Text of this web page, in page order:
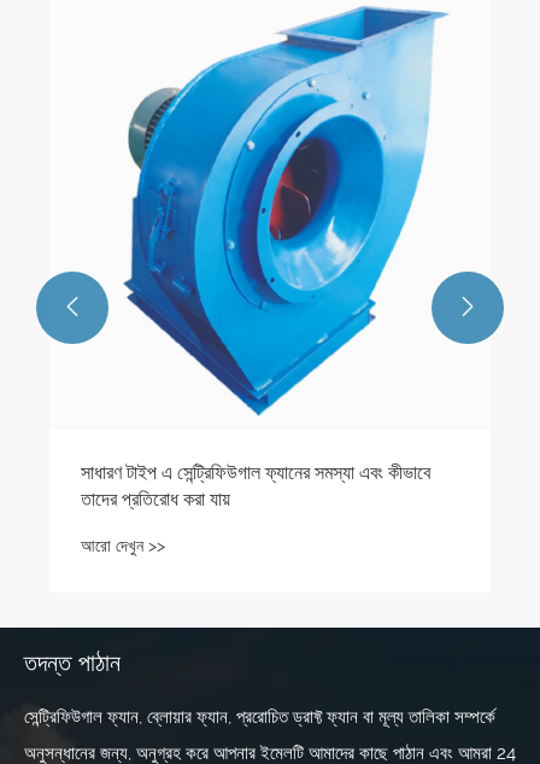
সাধারণ টাইপ এ সেন্ট্রিফিউগাল ফ্যানের সমস্যা এবং কীভাবে
তাদের প্রতিরোধ করা যায়
আরো দেখুন >>
 
তদন্ত পাঠান
সেন্ট্রিফিউগাল ফ্যান, ব্লোয়ার ফ্যান, প্ররোচিত ড্রাফ্ট ফ্যান বা মূল্য তালিকা সম্পর্কে
অনুসন্ধানের জন্য, অনুগ্রহ করে আপনার ইমেলটি আমাদের কাছে পাঠান এবং আমরা 24